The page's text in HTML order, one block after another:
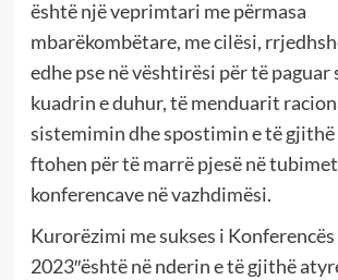
është një veprimtari me përmasa
mbarëkombëtare, me cilësi,
edhe pse në vështirësi për të
kuadrin e duhur, të menduarit
sistemimin dhe spostimin e të gjithë
ftohen për të marrë pjesë në
konferencave në vazhdimësi.
Kurorëzimi me sukses i
2023″është në nderin e të gjithë